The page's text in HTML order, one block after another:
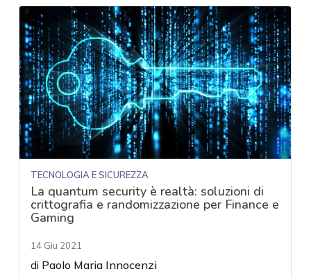
TECNOLOGIA E SICUREZZA
La quantum security è realtà: soluzioni di
crittografia e randomizzazione per Finance e
Gaming
14 Giu 2021
di Paolo Maria Innocenzi